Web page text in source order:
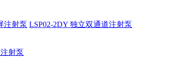
注射泵 LSP02-2DY 独立双通道注射泵
射泵